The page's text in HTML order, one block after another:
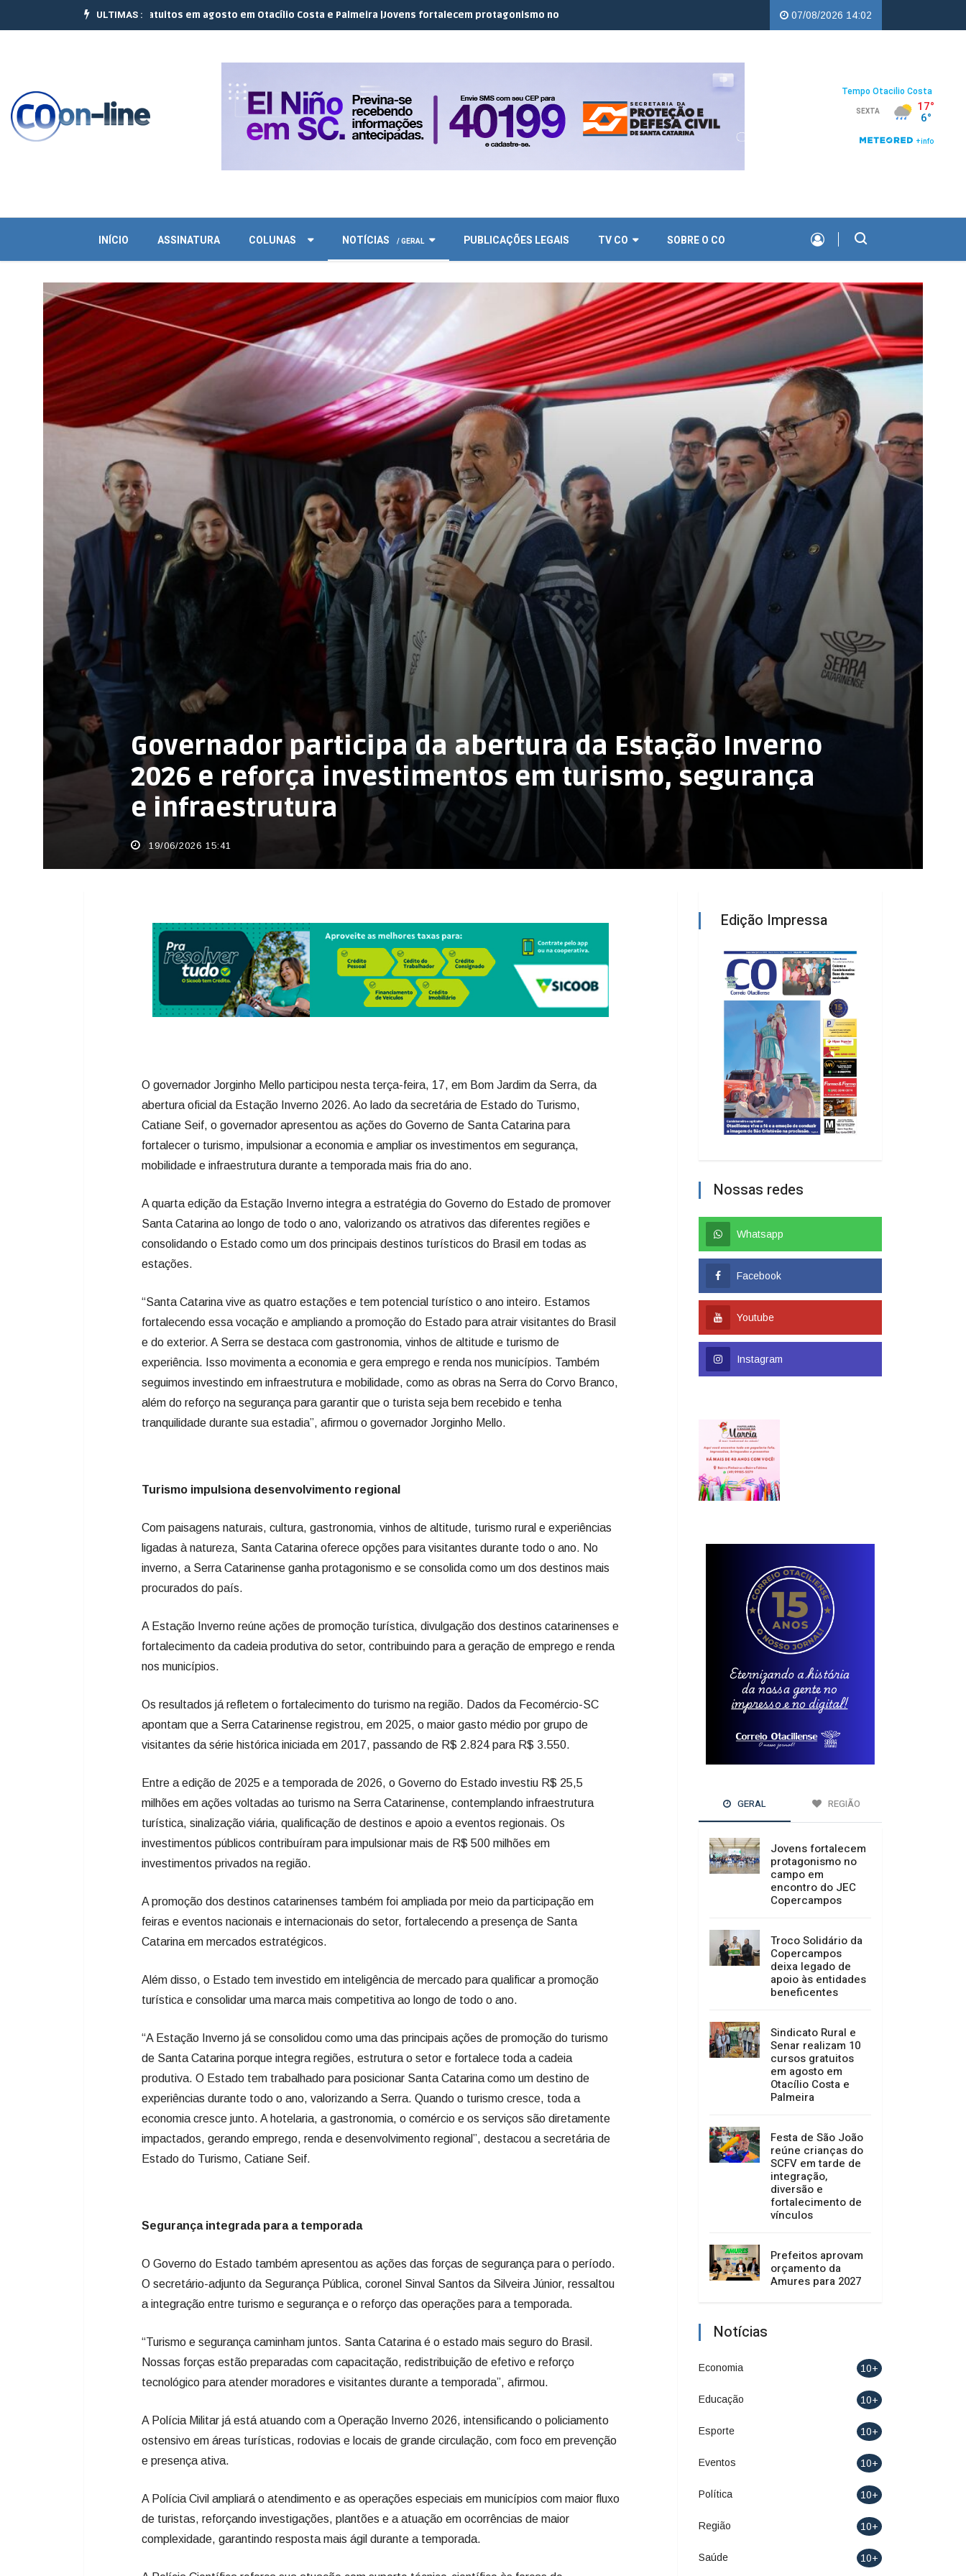
ULTIMAS :
10 cursos gratuitos em agosto em Otacílio Costa e Palmeira |Jovens fortalecem protagonismo no campo em encontro do JEC Copercampos | Troco Solidário da Copercampos deixa legado de
07/08/2026 14:02
INÍCIO ASSINATURA COLUNAS NOTÍCIAS / GERAL PUBLICAÇÕES LEGAIS TV CO SOBRE O CO
Governador participa da abertura da Estação Inverno
2026 e reforça investimentos em turismo, segurança
e infraestrutura
19/06/2026 15:41
O governador Jorginho Mello participou nesta terça-feira, 17, em Bom Jardim da Serra, da
abertura oficial da Estação Inverno 2026. Ao lado da secretária de Estado do Turismo,
Catiane Seif, o governador apresentou as ações do Governo de Santa Catarina para
fortalecer o turismo, impulsionar a economia e ampliar os investimentos em segurança,
mobilidade e infraestrutura durante a temporada mais fria do ano.
A quarta edição da Estação Inverno integra a estratégia do Governo do Estado de promover
Santa Catarina ao longo de todo o ano, valorizando os atrativos das diferentes regiões e
consolidando o Estado como um dos principais destinos turísticos do Brasil em todas as
estações.
“Santa Catarina vive as quatro estações e tem potencial turístico o ano inteiro. Estamos
fortalecendo essa vocação e ampliando a promoção do Estado para atrair visitantes do Brasil
e do exterior. A Serra se destaca com gastronomia, vinhos de altitude e turismo de
experiência. Isso movimenta a economia e gera emprego e renda nos municípios. Também
seguimos investindo em infraestrutura e mobilidade, como as obras na Serra do Corvo Branco,
além do reforço na segurança para garantir que o turista seja bem recebido e tenha
tranquilidade durante sua estadia”, afirmou o governador Jorginho Mello.
Turismo impulsiona desenvolvimento regional
Com paisagens naturais, cultura, gastronomia, vinhos de altitude, turismo rural e experiências
ligadas à natureza, Santa Catarina oferece opções para visitantes durante todo o ano. No
inverno, a Serra Catarinense ganha protagonismo e se consolida como um dos destinos mais
procurados do país.
A Estação Inverno reúne ações de promoção turística, divulgação dos destinos catarinenses e
fortalecimento da cadeia produtiva do setor, contribuindo para a geração de emprego e renda
nos municípios.
Os resultados já refletem o fortalecimento do turismo na região. Dados da Fecomércio-SC
apontam que a Serra Catarinense registrou, em 2025, o maior gasto médio por grupo de
visitantes da série histórica iniciada em 2017, passando de R$ 2.824 para R$ 3.550.
Entre a edição de 2025 e a temporada de 2026, o Governo do Estado investiu R$ 25,5
milhões em ações voltadas ao turismo na Serra Catarinense, contemplando infraestrutura
turística, sinalização viária, qualificação de destinos e apoio a eventos regionais. Os
investimentos públicos contribuíram para impulsionar mais de R$ 500 milhões em
investimentos privados na região.
A promoção dos destinos catarinenses também foi ampliada por meio da participação em
feiras e eventos nacionais e internacionais do setor, fortalecendo a presença de Santa
Catarina em mercados estratégicos.
Além disso, o Estado tem investido em inteligência de mercado para qualificar a promoção
turística e consolidar uma marca mais competitiva ao longo de todo o ano.
“A Estação Inverno já se consolidou como uma das principais ações de promoção do turismo
de Santa Catarina porque integra regiões, estrutura o setor e fortalece toda a cadeia
produtiva. O Estado tem trabalhado para posicionar Santa Catarina como um destino de
experiências durante todo o ano, valorizando a Serra. Quando o turismo cresce, toda a
economia cresce junto. A hotelaria, a gastronomia, o comércio e os serviços são diretamente
impactados, gerando emprego, renda e desenvolvimento regional”, destacou a secretária de
Estado do Turismo, Catiane Seif.
Segurança integrada para a temporada
O Governo do Estado também apresentou as ações das forças de segurança para o período.
O secretário-adjunto da Segurança Pública, coronel Sinval Santos da Silveira Júnior, ressaltou
a integração entre turismo e segurança e o reforço das operações para a temporada.
“Turismo e segurança caminham juntos. Santa Catarina é o estado mais seguro do Brasil.
Nossas forças estão preparadas com capacitação, redistribuição de efetivo e reforço
tecnológico para atender moradores e visitantes durante a temporada”, afirmou.
A Polícia Militar já está atuando com a Operação Inverno 2026, intensificando o policiamento
ostensivo em áreas turísticas, rodovias e locais de grande circulação, com foco em prevenção
e presença ativa.
A Polícia Civil ampliará o atendimento e as operações especiais em municípios com maior fluxo
de turistas, reforçando investigações, plantões e a atuação em ocorrências de maior
complexidade, garantindo resposta mais ágil durante a temporada.
Edição Impressa
Nossas redes
Whatsapp
Facebook
Youtube
Instagram
GERAL REGIÃO
Jovens fortalecem
protagonismo no
campo em
encontro do JEC
Copercampos
Troco Solidário da
Copercampos
deixa legado de
apoio às entidades
beneficentes
Sindicato Rural e
Senar realizam 10
cursos gratuitos
em agosto em
Otacílio Costa e
Palmeira
Festa de São João
reúne crianças do
SCFV em tarde de
integração,
diversão e
fortalecimento de
vínculos
Prefeitos aprovam
orçamento da
Amures para 2027
Notícias
Economia 10+
Educação 10+
Esporte 10+
Eventos 10+
Política 10+
Região 10+
Saúde 10+